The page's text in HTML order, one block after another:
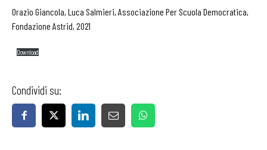
Orazio Giancola, Luca Salmieri, Associazione Per Scuola Democratica,
Fondazione Astrid, 2021
Download
Condividi su: